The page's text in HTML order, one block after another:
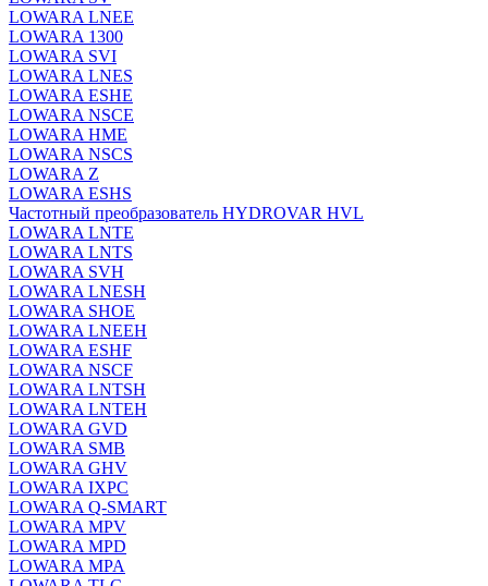
LOWARA LNEE
LOWARA 1300
LOWARA SVI
LOWARA LNES
LOWARA ESHE
LOWARA NSCE
LOWARA HME
LOWARA NSCS
LOWARA Z
LOWARA ESHS
Частотный преобразователь HYDROVAR HVL
LOWARA LNTE
LOWARA LNTS
LOWARA SVH
LOWARA LNESH
LOWARA SHOE
LOWARA LNEEH
LOWARA ESHF
LOWARA NSCF
LOWARA LNTSH
LOWARA LNTEH
LOWARA GVD
LOWARA SMB
LOWARA GHV
LOWARA IXPС
LOWARA Q-SMART
LOWARA MPV
LOWARA MPD
LOWARA MPA